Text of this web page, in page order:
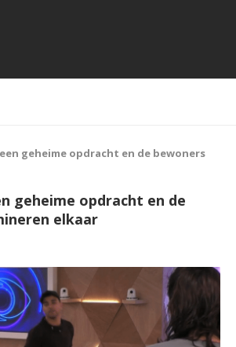
geheime opdracht en de bewoners
geheime opdracht en de
elkaar